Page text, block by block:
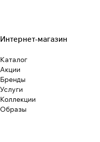
Интернет-магазин
Каталог
Акции
Бренды
Услуги
Коллекции
Образы